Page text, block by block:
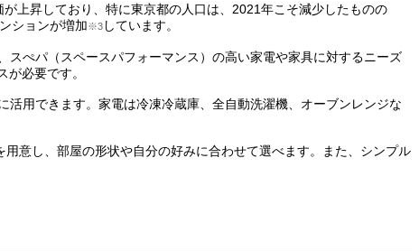
上昇しており、特に東京都の人口は、2021年こそ減少したものの
ションが増加※3 しています。
ぺパ（スペースパフォーマンス）の高い家電や家具に対するニーズ
必要です。
用できます。家電は冷凍冷蔵庫、全自動洗濯機、オーブンレンジな
意し、部屋の形状や自分の好みに合わせて選べます。また、シンプル